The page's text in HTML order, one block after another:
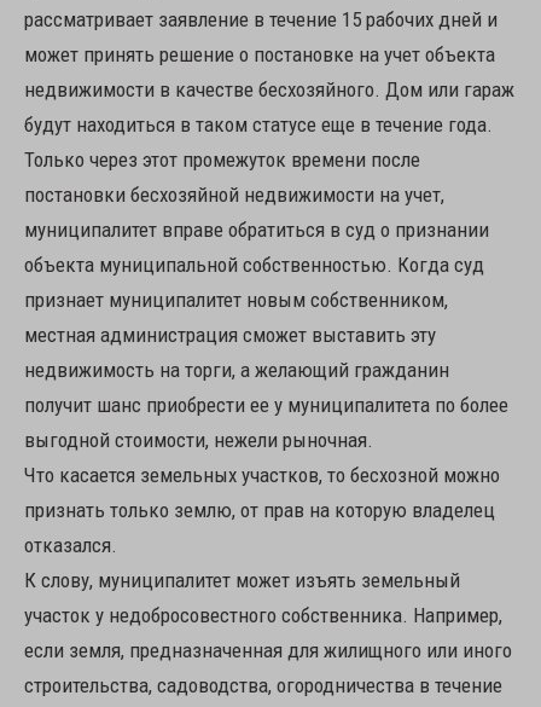
рассматривает заявление в течение 15 рабочих дней и
может принять решение о постановке на учет объекта
недвижимости в качестве бесхозяйного. Дом или гараж
будут находиться в таком статусе еще в течение года.
Только через этот промежуток времени после
постановки бесхозяйной недвижимости на учет,
муниципалитет вправе обратиться в суд о признании
объекта муниципальной собственностью. Когда суд
признает муниципалитет новым собственником,
местная администрация сможет выставить эту
недвижимость на торги, а желающий гражданин
получит шанс приобрести ее у муниципалитета по более
выгодной стоимости, нежели рыночная.
Что касается земельных участков, то бесхозной можно
признать только землю, от прав на которую владелец
отказался.
К слову, муниципалитет может изъять земельный
участок у недобросовестного собственника. Например,
если земля, предназначенная для жилищного или иного
строительства, садоводства, огородничества в течение